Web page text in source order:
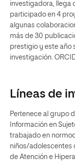
investigadora, llega
participado en 4
algunas
más de 30
prestigio y este año
investigación.
Líneas de
Pertenece al grupo
Información en
trabajado en
niños/adolescentes
de Atención e